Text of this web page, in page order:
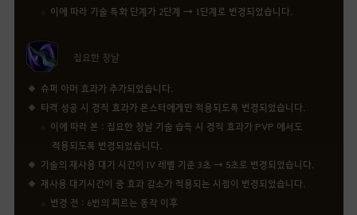
이에 따라 기술 특화 단계가 2단계 → 1단계로 변경되었습니다.
집요한 창날
슈퍼 아머 효과가 추가되었습니다.
타격 성공 시 경직 효과가 몬스터에게만 적용되도록 변경되었습니다.
이에 따라 본 : 집요한 창날 기술 습득 시 경직 효과가 PVP 에서도
적용되도록 변경되었습니다.
기술의 재사용 대기 시간이 IV 레벨 기준 3초 → 5초로 변경되었습니다.
재사용 대기시간이 중 효과 감소가 적용되는 시점이 변경되었습니다.
변경 전 : 6번의 찌르는 동작 이후